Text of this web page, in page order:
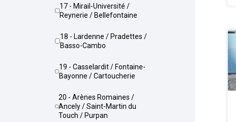
17 - Mirail-Université /
Reynerie / Bellefontaine
18 - Lardenne / Pradettes /
Basso-Cambo
19 - Casselardit / Fontaine-
Bayonne / Cartoucherie
20 - Arènes Romaines /
Ancely / Saint-Martin du
Touch / Purpan